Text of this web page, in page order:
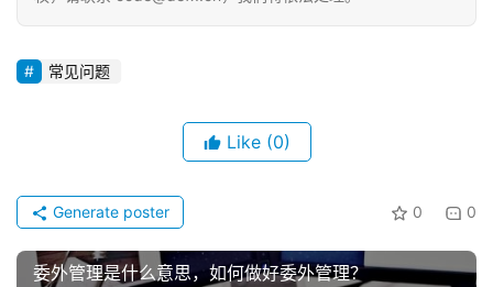
常见问题
Like (0)
0 0
Generate poster
委外管理是什么意思，如何做好委外管理？